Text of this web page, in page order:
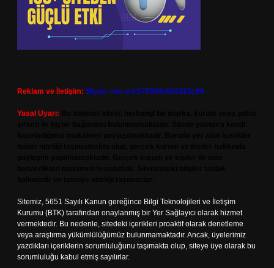
Reklam ve İletişim: Skype: live:.cid.575569c608265c69
Yasal Uyarı:
Sitemiz, 5651 Sayılı Kanun gereğince Bilgi Teknolojileri ve İletişim
Kurumu (BTK) tarafından onaylanmış bir Yer Sağlayıcı olarak hizmet
vermektedir. Bu nedenle, sitedeki içerikleri proaktif olarak denetleme
veya araştırma yükümlülüğümüz bulunmamaktadır. Ancak, üyelerimiz
yazdıkları içeriklerin sorumluluğunu taşımakta olup, siteye üye olarak bu
sorumluluğu kabul etmiş sayılırlar.